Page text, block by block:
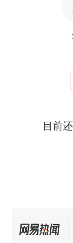
目前